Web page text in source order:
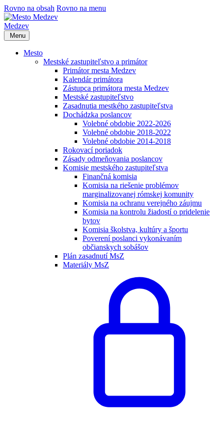
Rovno na obsah Rovno na menu
Medzev
Menu
Mesto
Mestské zastupiteľstvo a primátor
Primátor mesta Medzev
Kalendár primátora
Zástupca primátora mesta Medzev
Mestské zastupiteľstvo
Zasadnutia mestkého zastupiteľstva
Dochádzka poslancov
Volebné obdobie 2022-2026
Volebné obdobie 2018-2022
Volebné obdobie 2014-2018
Rokovací poriadok
Zásady odmeňovania poslancov
Komisie mestského zastupiteľstva
Finančná komisia
Komisia na riešenie problémov
marginalizovanej rómskej komunity
Komisia na ochranu verejného záujmu
Komisia na kontrolu žiadostí o pridelenie
bytov
Komisia školstva, kultúry a športu
Poverení poslanci vykonávaním
občianskych sobášov
Plán zasadnutí MsZ
Materiály MsZ